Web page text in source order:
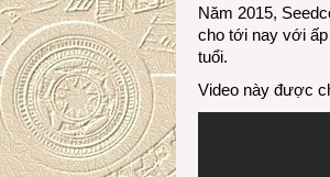
Năm 2015,
cho tới nay với
tuổi.
Video này được